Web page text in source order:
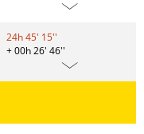
24h 45' 15''
+ 00h 26' 46''